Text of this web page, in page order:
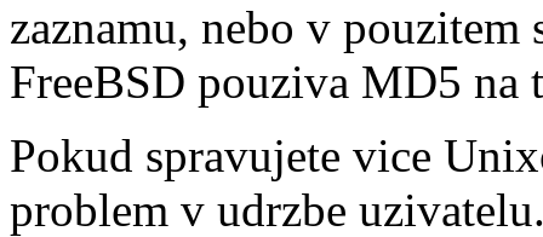
zaznamu, nebo v
FreeBSD pouziva MD5 na
Pokud spravujete vice
problem v udrzbe